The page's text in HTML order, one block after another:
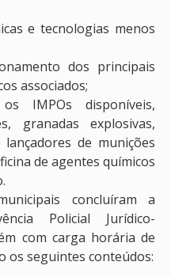
e tecnologias menos
dos principais
associados;
IMPOs disponíveis,
granadas explosivas,
de munições
de agentes químicos
concluíram a
Policial Jurídico-
com carga horária de
os seguintes conteúdos: